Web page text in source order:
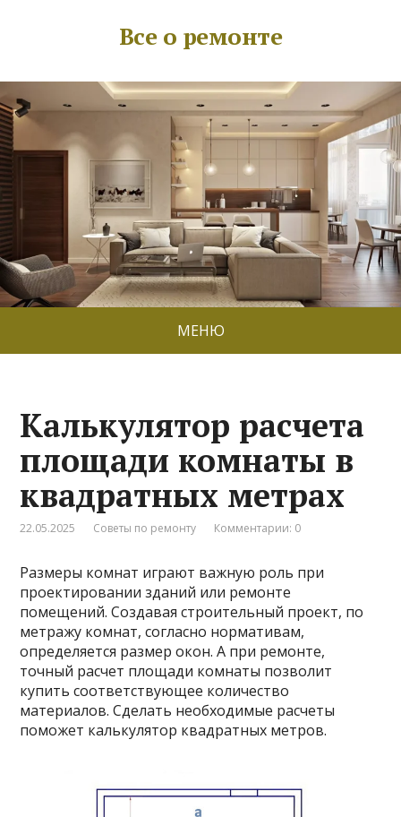
Все о ремонте
МЕНЮ
Калькулятор расчета
площади комнаты в
квадратных метрах
22.05.2025 Советы по ремонту Комментарии: 0
Размеры комнат играют важную роль при
проектировании зданий или ремонте
помещений. Создавая строительный проект, по
метражу комнат, согласно нормативам,
определяется размер окон. А при ремонте,
точный расчет площади комнаты позволит
купить соответствующее количество
материалов. Сделать необходимые расчеты
поможет калькулятор квадратных метров.